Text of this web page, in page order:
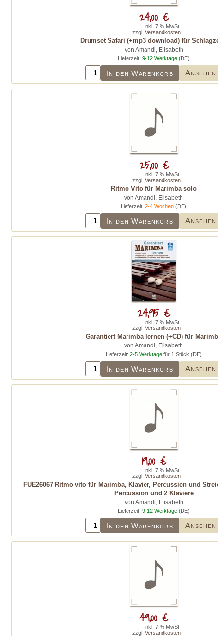
Drumset Safari (+mp3 download) für
von Amandi, Elisabeth
Lieferzeit: 9-12 Werktage (DE)
In den Warenkorb Ansehen
24,00 €
inkl. 7 % MwSt.
zzgl. Versandkosten
Ritmo Vito für Marimba solo
von Amandi, Elisabeth
Lieferzeit:2-4 Wochen (DE)
In den Warenkorb Ansehen
25,00 €
inkl. 7 % MwSt.
zzgl. Versandkosten
Garantiert Marimba lernen (+CD) für
von Amandi, Elisabeth
Lieferzeit: 2-5 Werktagefür 1 Stück (DE)
In den Warenkorb Ansehen
24,95 €
inkl. 7 % MwSt.
zzgl. Versandkosten
FUE26067 Ritmo vito für Marimba, Klavier, Percussion und
Percussion und 2 Klaviere
von Amandi, Elisabeth
Lieferzeit: 9-12 Werktage (DE)
In den Warenkorb Ansehen
19,00 €
inkl. 7 % MwSt.
zzgl. Versandkosten
49,00 €
inkl. 7 % MwSt.
zzgl. Versandkosten